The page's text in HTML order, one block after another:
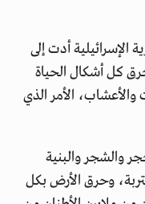
الإسرائيلية أدت إلى
كل أشكال الحياة
والأعشاب، الأمر الذي
والشجر والبنية
وحرق الأرض بكل